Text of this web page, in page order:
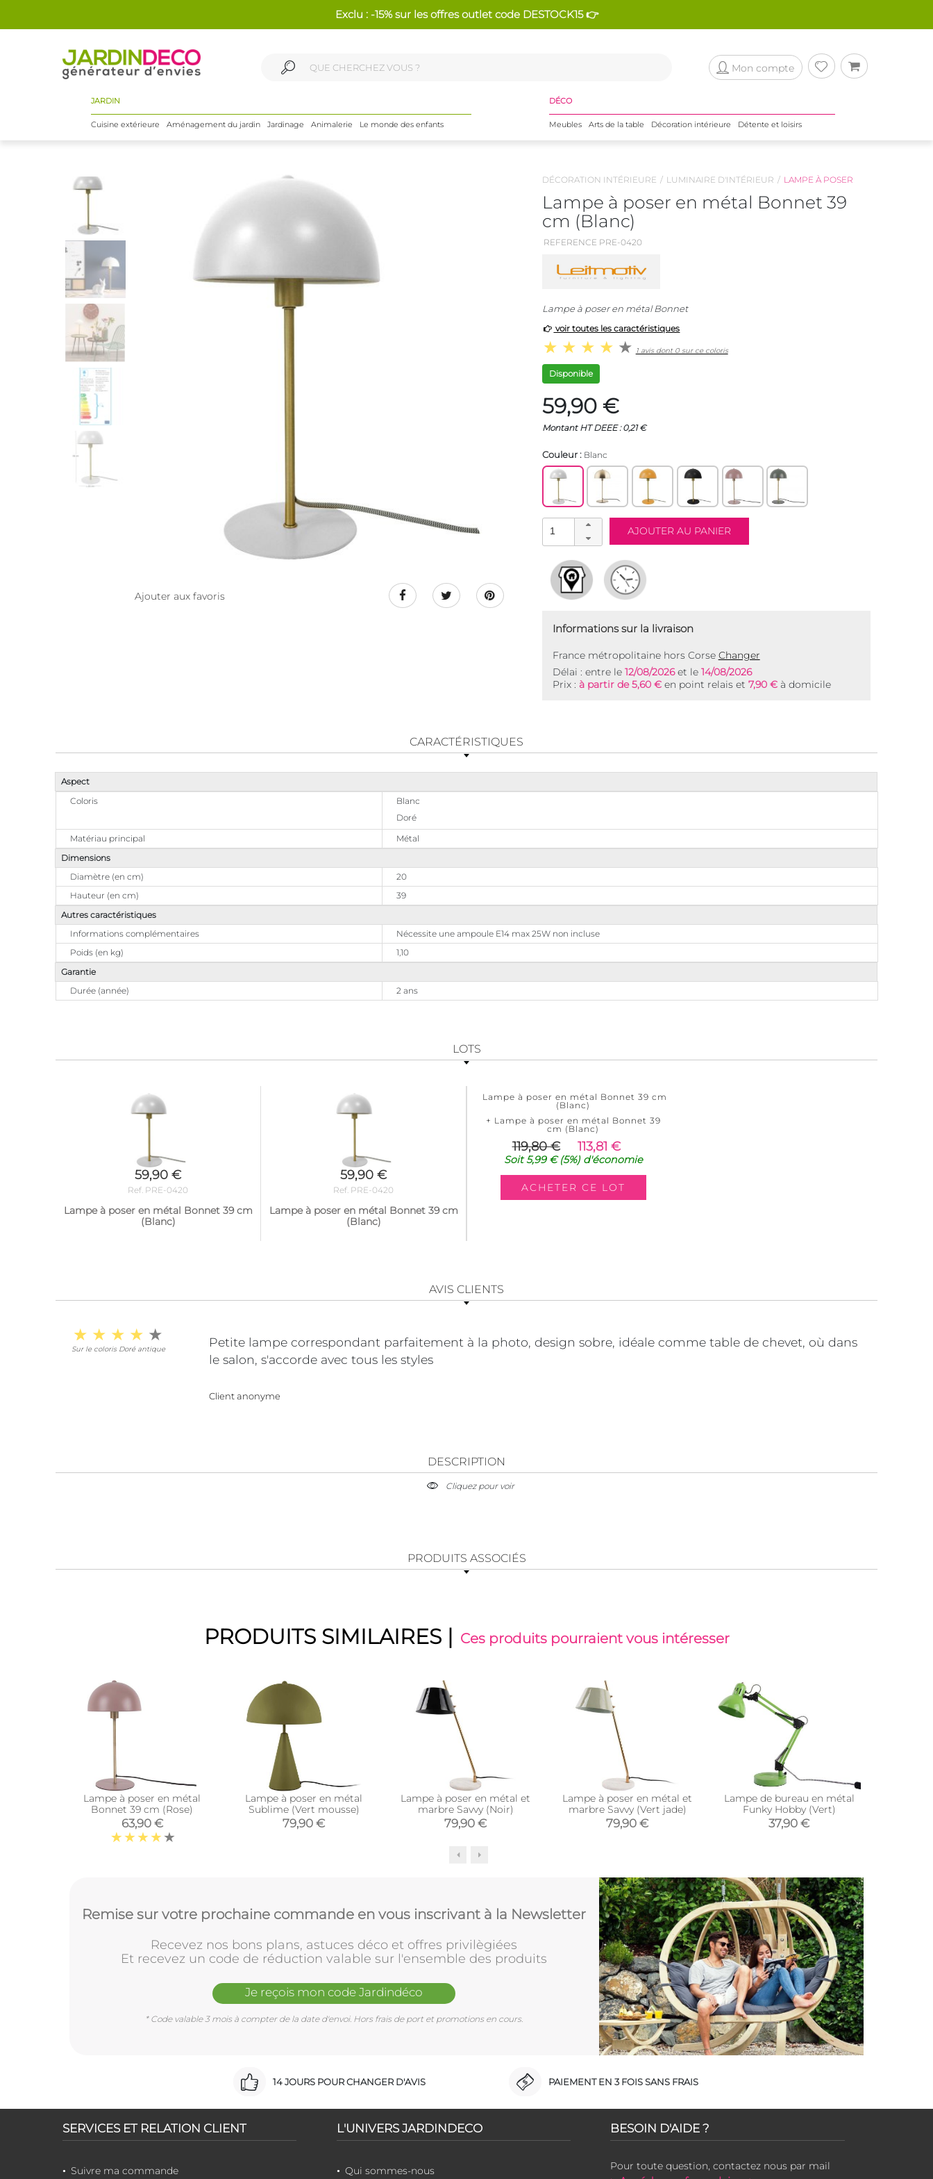
Exclu : -15% sur les offres outlet code DESTOCK15 👉
Mon compte
JARDIN
Cuisine extérieure Aménagement du jardin Jardinage Animalerie Le monde des enfants
DÉCO
Meubles Arts de la table Décoration intérieure Détente et loisirs
Ajouter aux favoris
DÉCORATION INTÉRIEURE LUMINAIRE D'INTÉRIEUR LAMPE À POSER
Lampe à poser en métal Bonnet 39
cm (Blanc)
REFERENCE PRE-0420
Lampe à poser en métal Bonnet
voir toutes les caractéristiques
1 avis dont 0 sur ce coloris
Disponible
59,90 €
Montant HT DEEE : 0,21 €
Couleur : Blanc
Informations sur la livraison
France métropolitaine hors Corse Changer
Délai : entre le 12/08/2026et le 14/08/2026
Prix : à partir de 5,60 € en point relais et 7,90 €à domicile
CARACTÉRISTIQUES
Aspect
Coloris
Blanc
Doré
Matériau principal
Métal
Dimensions
Diamètre (en cm)
20
Hauteur (en cm)
39
Autres caractéristiques
Informations complémentaires
Nécessite une ampoule E14 max 25W non incluse
Poids (en kg)
1,10
Garantie
Durée (année)
2 ans
LOTS
59,90 €
Ref. PRE-0420
Lampe à poser en métal Bonnet 39 cm
(Blanc)
59,90 €
Ref. PRE-0420
Lampe à poser en métal Bonnet 39 cm
(Blanc)
Lampe à poser en métal Bonnet 39 cm
(Blanc)
+ Lampe à poser en métal Bonnet 39
cm (Blanc)
119,80 € 113,81 €
Soit5,99 €(5%)d'économie
AVIS CLIENTS
Sur le coloris Doré antique
Petite lampe correspondant parfaitement à la photo, design sobre, idéale comme table de chevet, où dans
le salon, s'accorde avec tous les styles
Client anonyme
DESCRIPTION
Cliquez pour voir
PRODUITS ASSOCIÉS
PRODUITS SIMILAIRES | Ces produits pourraient vous intéresser
Lampe à poser en métal
Bonnet 39 cm (Rose)
63,90 €
Lampe à poser en métal
Sublime (Vert mousse)
79,90 €
Lampe à poser en métal et
marbre Savvy (Noir)
79,90 €
Lampe à poser en métal et
marbre Savvy (Vert jade)
79,90 €
Lampe de bureau en métal
Funky Hobby (Vert)
37,90 €
Remise sur votre prochaine commande en vous inscrivant à la Newsletter
Recevez nos bons plans, astuces déco et offres privilègiées
Et recevez un code de réduction valable sur l'ensemble des produits
Je reçois mon code Jardindéco
* Code valable 3 mois à compter de la date d'envoi. Hors frais de port et promotions en cours.
14 JOURS POUR CHANGER D'AVIS PAIEMENT EN 3 FOIS SANS FRAIS
SERVICES ET RELATION CLIENT
Suivre ma commande
L'UNIVERS JARDINDECO
Qui sommes-nous
BESOIN D'AIDE ?
Pour toute question, contactez nous par mail